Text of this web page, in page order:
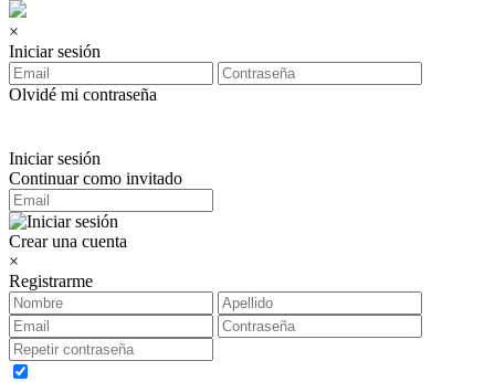
×
Iniciar sesión
Olvidé mi contraseña
Iniciar sesión
Continuar como invitado
Crear una cuenta
×
Registrarme